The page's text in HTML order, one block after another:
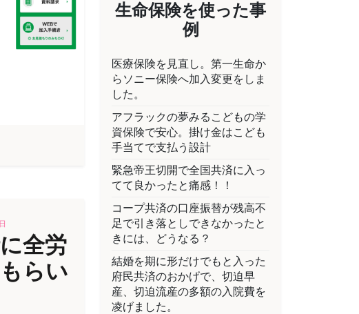
全労
らい
生命保険を使った事
例
医療保険を見直し。第一生命か
らソニー保険へ加入変更をしま
した。
アフラックの夢みるこどもの学
資保険で安心。掛け金はこども
手当てで支払う設計
緊急帝王切開で全国共済に入っ
てて良かったと痛感！！
コープ共済の口座振替が残高不
足で引き落としできなかったと
きには、どうなる？
結婚を期に形だけでもと入った
府民共済のおかげで、切迫早
産、切迫流産の多額の入院費を
凌げました。